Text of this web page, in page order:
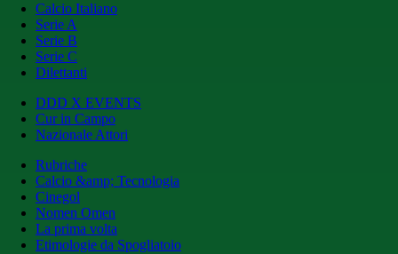
Calcio Italiano
Serie A
Serie B
Serie C
Dilettanti
DDD X EVENTS
Cur in Campo
Nazionale Attori
Rubriche
Calcio &amp; Tecnologia
Cinegol
Nomen Omen
La prima volta
Etimologie da Spogliatoio